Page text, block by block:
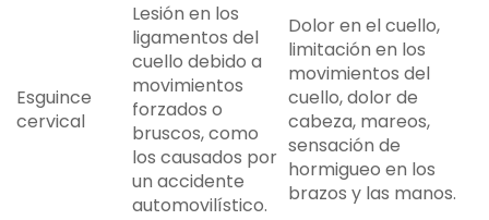
Esguince
cervical
Lesión en los
ligamentos del
cuello debido a
movimientos
forzados o
bruscos, como
los causados por
un accidente
automovilístico.
Dolor en el cuello,
limitación en los
movimientos del
cuello, dolor de
cabeza, mareos,
sensación de
hormigueo en los
brazos y las manos.